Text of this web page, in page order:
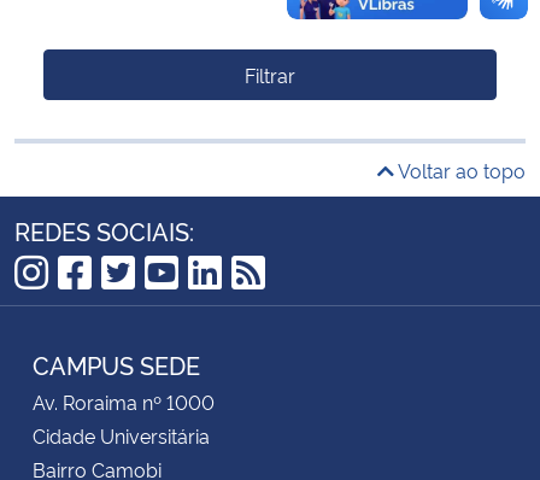
Filtrar
Voltar ao topo
REDES SOCIAIS:
Instagram
Facebook
Twitter
YouTube
LinkedIn
RSS
CAMPUS SEDE
Av. Roraima nº 1000
Cidade Universitária
Bairro Camobi